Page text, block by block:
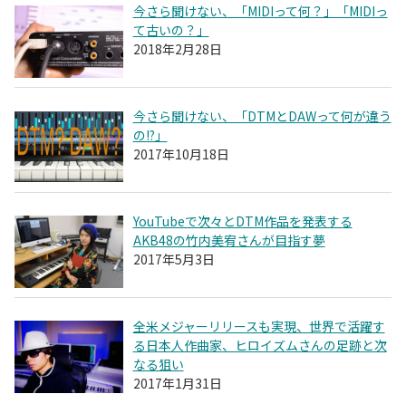
今さら聞けない、「MIDIって何？」「MIDIっ
て古いの？」
2018年2月28日
今さら聞けない、「DTMとDAWって何が違う
の!?」
2017年10月18日
YouTubeで次々とDTM作品を発表する
AKB48の竹内美宥さんが目指す夢
2017年5月3日
全米メジャーリリースも実現、世界で活躍す
る日本人作曲家、ヒロイズムさんの足跡と次
なる狙い
2017年1月31日